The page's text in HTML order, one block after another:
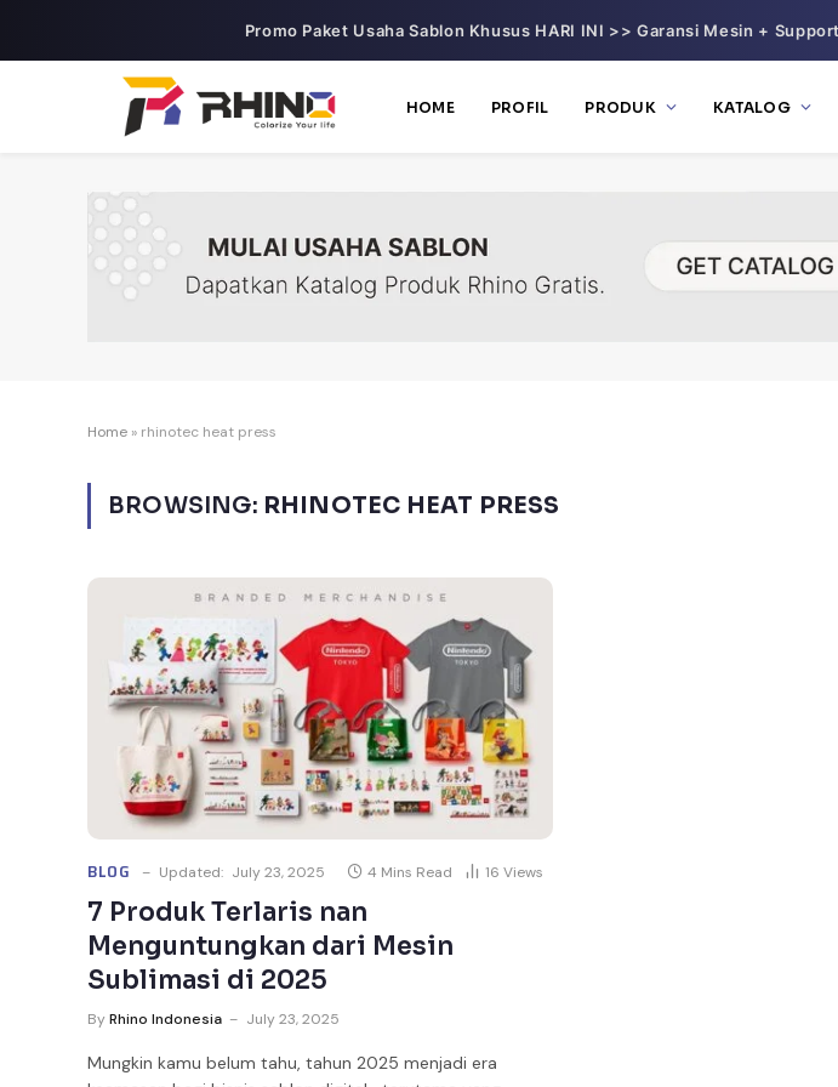
Promo Paket Usaha Sablon Khusus HARI INI >> Garansi Mesin +
HOME PROFIL PRODUK KATALOG
Home » rhinotec heat press
BROWSING: RHINOTEC HEAT PRESS
BLOG Updated: July 23, 2025 4 Mins Read 16 Views
7 Produk Terlaris nan
Menguntungkan dari Mesin
Sublimasi di 2025
ByRhino Indonesia July 23, 2025
Mungkin kamu belum tahu, tahun 2025 menjadi era